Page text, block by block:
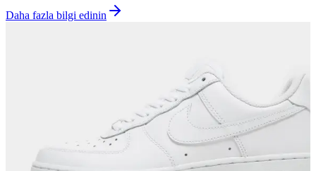
Daha fazla bilgi edinin